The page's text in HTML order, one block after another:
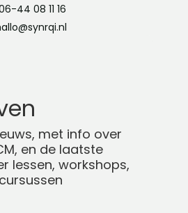
44 08 11 16
met info over
en de laatste
lessen, workshops,